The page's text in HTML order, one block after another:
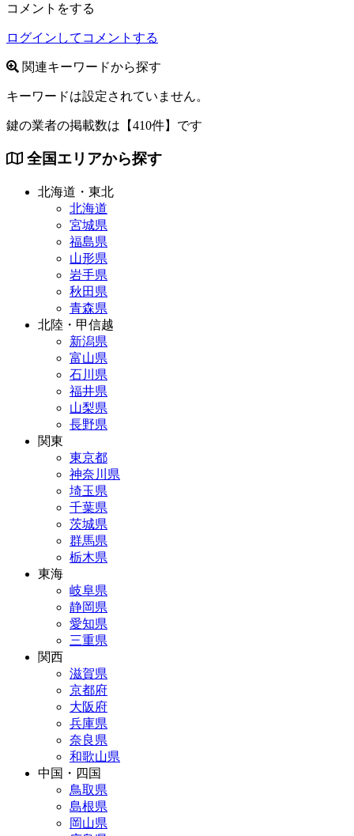
コメントをする
ログインしてコメントする
関連キーワードから探す
キーワードは設定されていません。
鍵の業者の掲載数は 【410件】 です
全国エリアから探す
北海道・東北
北海道
宮城県
福島県
山形県
岩手県
秋田県
青森県
北陸・甲信越
新潟県
富山県
石川県
福井県
山梨県
長野県
関東
東京都
神奈川県
埼玉県
千葉県
茨城県
群馬県
栃木県
東海
岐阜県
静岡県
愛知県
三重県
関西
滋賀県
京都府
大阪府
兵庫県
奈良県
和歌山県
中国・四国
鳥取県
島根県
岡山県